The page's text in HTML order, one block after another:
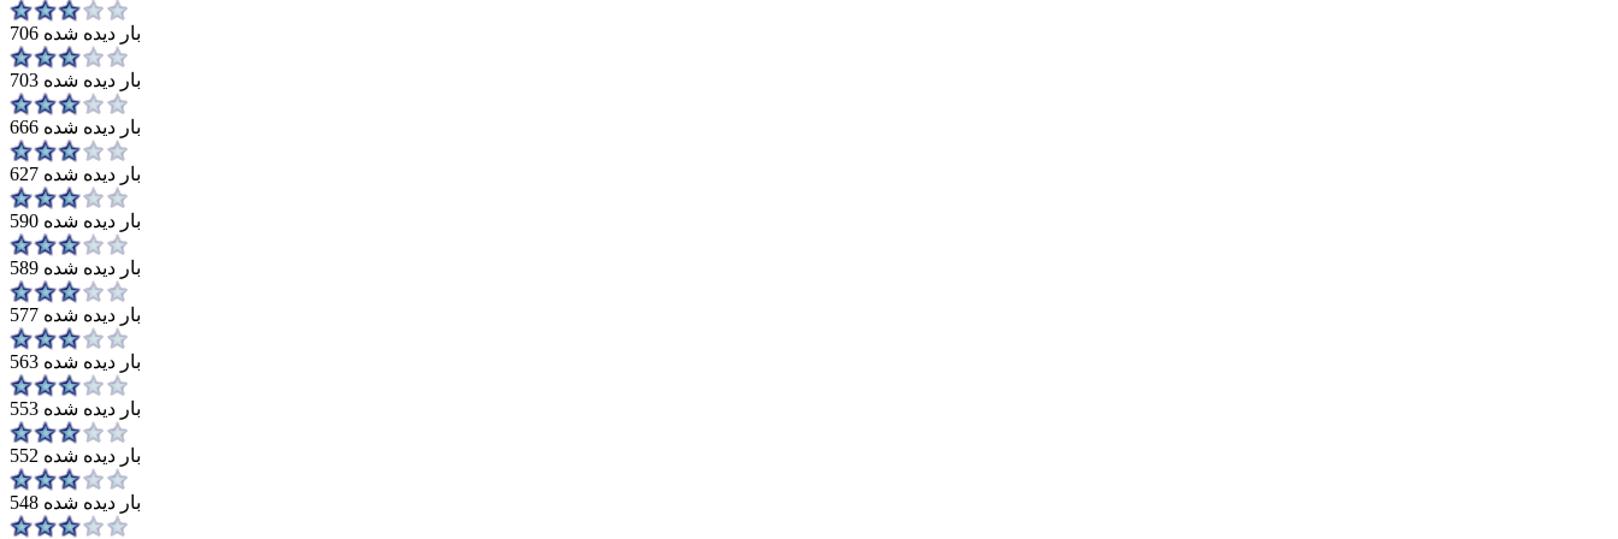
706 بار دیده شده
703 بار دیده شده
666 بار دیده شده
627 بار دیده شده
590 بار دیده شده
589 بار دیده شده
577 بار دیده شده
563 بار دیده شده
553 بار دیده شده
552 بار دیده شده
548 بار دیده شده